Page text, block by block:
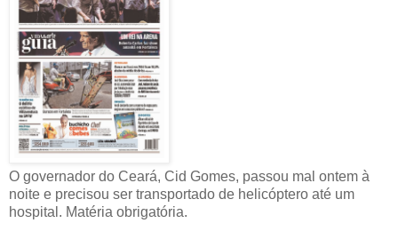
O governador do Ceará, Cid Gomes, passou mal ontem à
noite e precisou ser transportado de helicóptero até um
hospital. Matéria obrigatória.